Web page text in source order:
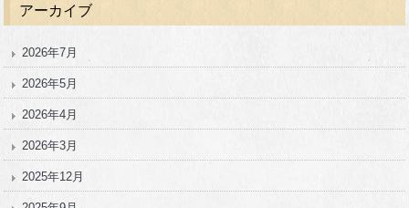
アーカイブ
2026年7月
2026年5月
2026年4月
2026年3月
2025年12月